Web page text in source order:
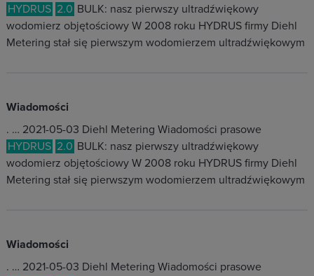
HYDRUS 2.0 BULK: nasz pierwszy ultradźwiękowy
wodomierz objętościowy W 2008 roku HYDRUS firmy Diehl
Metering stał się pierwszym wodomierzem ultradźwiękowym
Wiadomości
. … 2021-05-03 Diehl Metering Wiadomości prasowe
HYDRUS 2.0 BULK: nasz pierwszy ultradźwiękowy
wodomierz objętościowy W 2008 roku HYDRUS firmy Diehl
Metering stał się pierwszym wodomierzem ultradźwiękowym
Wiadomości
. … 2021-05-03 Diehl Metering Wiadomości prasowe